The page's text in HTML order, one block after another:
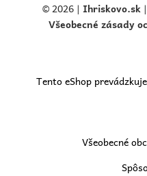
© 2026 | Ihriskovo.sk|
Všeobecné zásady
Tento eShop
Všeobecné